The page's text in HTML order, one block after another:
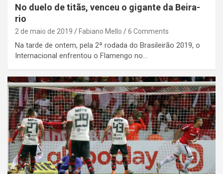
No duelo de titãs, venceu o gigante da Beira-
rio
2 de maio de 2019 Fabiano Mello 6 Comments
Na tarde de ontem, pela 2ª rodada do Brasileirão 2019, o
Internacional enfrentou o Flamengo no…